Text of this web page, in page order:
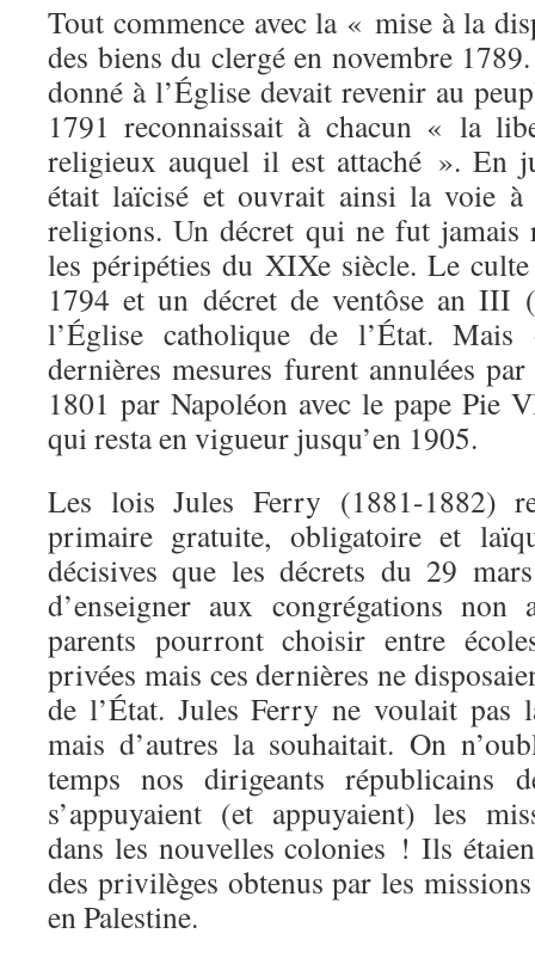
Tout commence avec la « mise à la
des biens du clergé en novembre
donné à l’Église devait revenir au
1791 reconnaissait à chacun « la
religieux auquel il est attaché ». En
était laïcisé et ouvrait ainsi la voie à
religions. Un décret qui ne fut jamais
les péripéties du XIXe siècle. Le
1794 et un décret de ventôse an III
l’Église catholique de l’État.
dernières mesures furent annulées
1801 par Napoléon avec le pape Pie
qui resta en vigueur jusqu’en 1905.
Les lois Jules Ferry (1881-1882)
primaire gratuite, obligatoire et
décisives que les décrets du 29
d’enseigner aux congrégations non
parents pourront choisir entre
privées mais ces dernières ne
de l’État. Jules Ferry ne voulait pas
mais d’autres la souhaitait. On
temps nos dirigeants républicains
s’appuyaient (et appuyaient) les
dans les nouvelles colonies ! Ils
des privilèges obtenus par les
en Palestine.